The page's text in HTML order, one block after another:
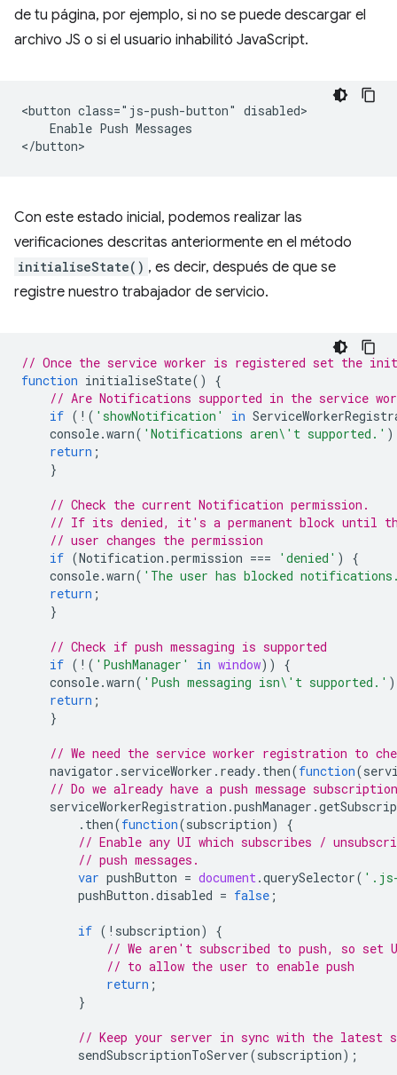
de tu página, por ejemplo, si no se puede descargar el
archivo JS o si el usuario inhabilitó JavaScript.
<button class="js-push-button" disabled>
    Enable Push Messages
Con este estado inicial, podemos realizar las
verificaciones descritas anteriormente en el método
initialiseState() , es decir, después de que se
registre nuestro trabajador de servicio.
// Once the service worker is registered set the
function initialiseState()
{
// Are Notifications supported in the service
if ( ! ( 'showNotification' in
console.warn( 'Notifications aren\'t supported.'
return ;
}
// Check the current Notification permission.
// If its denied, it's a permanent block until
// user changes the permission
if (Notification .permission === 'denied' )
{
console.warn( 'The user has blocked
return ;
}
// Check if push messaging is supported
if ( ! ( 'PushManager' in window))
{
console.warn( 'Push messaging isn\'t supported.'
return ;
}
// We need the service worker registration to
navigator . serviceWorker . ready. then(function(
// Do we already have a push message
serviceWorkerRegistration .pushManager .
. then(function(subscription)
{
// Enable any UI which subscribes /
// push messages.
var pushButton = document .querySelector( '.js-
pushButton .disabled = false ;
if ( ! subscription)
{
// We aren't subscribed to push, so set
// to allow the user to enable push
return ;
}
// Keep your server in sync with the latest
sendSubscriptionToServer(subscription);